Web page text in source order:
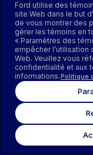
Ford utilise des
site Web dans le but
de vous montrer des
gérer les témoins en
« Paramètres des
empêcher
Web. Veuillez vous
confidentialité et aux
informations.Politique